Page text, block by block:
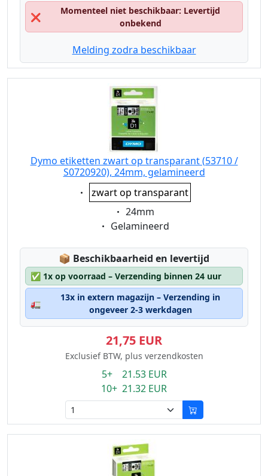
❌
Momenteel niet beschikbaar: Levertijd
onbekend
Melding zodra beschikbaar
Dymo etiketten zwart op transparant (53710 /
S0720920), 24mm, gelamineerd
Eigenschaft:
zwart op transparant
Eigenschaft:
24mm
Eigenschaft:
Gelamineerd
📦 Lagerstatus:
Beschikbaarheid en levertijd
✅ 1x op voorraad – Verzending binnen 24 uur
🚛
13x in extern magazijn – Verzending in
ongeveer 2-3 werkdagen
21,75 EUR
Exclusief BTW, plus verzendkosten
5+ 21.53 EUR
10+ 21.32 EUR